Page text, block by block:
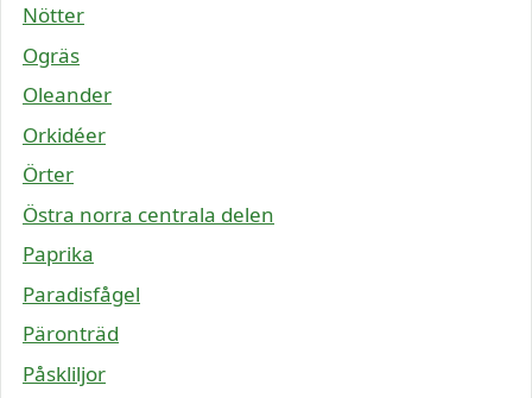
Nötter
Ogräs
Oleander
Orkidéer
Örter
Östra norra centrala delen
Paprika
Paradisfågel
Päronträd
Påskliljor